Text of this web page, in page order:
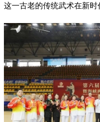
这一古老的传统武术在新时